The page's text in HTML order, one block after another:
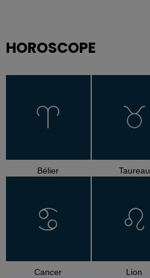
HOROSCOPE
Bélier Taureau
Cancer Lion